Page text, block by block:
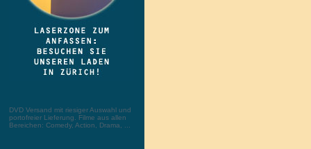
DVD Versand mit riesiger Auswahl und
portofreier Lieferung. Filme aus allen
Bereichen: Comedy, Action, Drama, ...